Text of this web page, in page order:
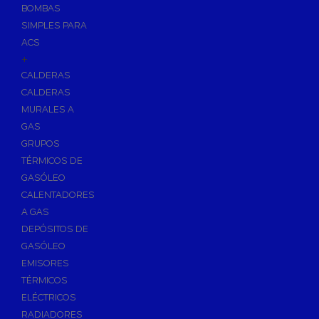
Sumideros para Piscinas
Accesorios para Piscinas
Productos Químicos para Piscinas
Reguladores de PH
Antialgas para Piscinas
Floculante para Piscinas
Cloro para Piscinas
Desinfección de Piscinas sin Cloro
Invernaje de Piscinas
Limpiadores de Piscinas
Kits Analizadores
Dosificadores
Riego, Jardín y Fuentes
BOMBAS
SIMPLES PARA
ACS
+
CALDERAS
CALDERAS
MURALES A
GAS
GRUPOS
TÉRMICOS DE
GASÓLEO
CALENTADORES
A GAS
DEPÓSITOS DE
GASÓLEO
EMISORES
TÉRMICOS
ELÉCTRICOS
RADIADORES